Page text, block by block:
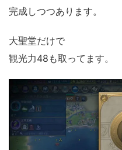
完成しつつあります。
大聖堂だけで
観光力48も取ってます。